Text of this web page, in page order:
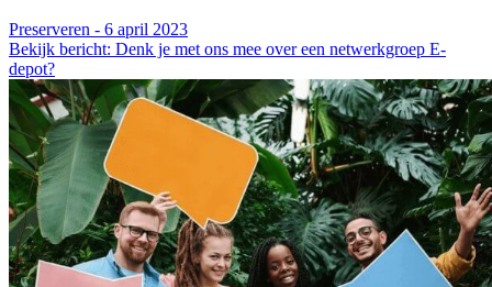
Preserveren - 6 april 2023
Bekijk bericht: Denk je met ons mee over een netwerkgroep E-
depot?